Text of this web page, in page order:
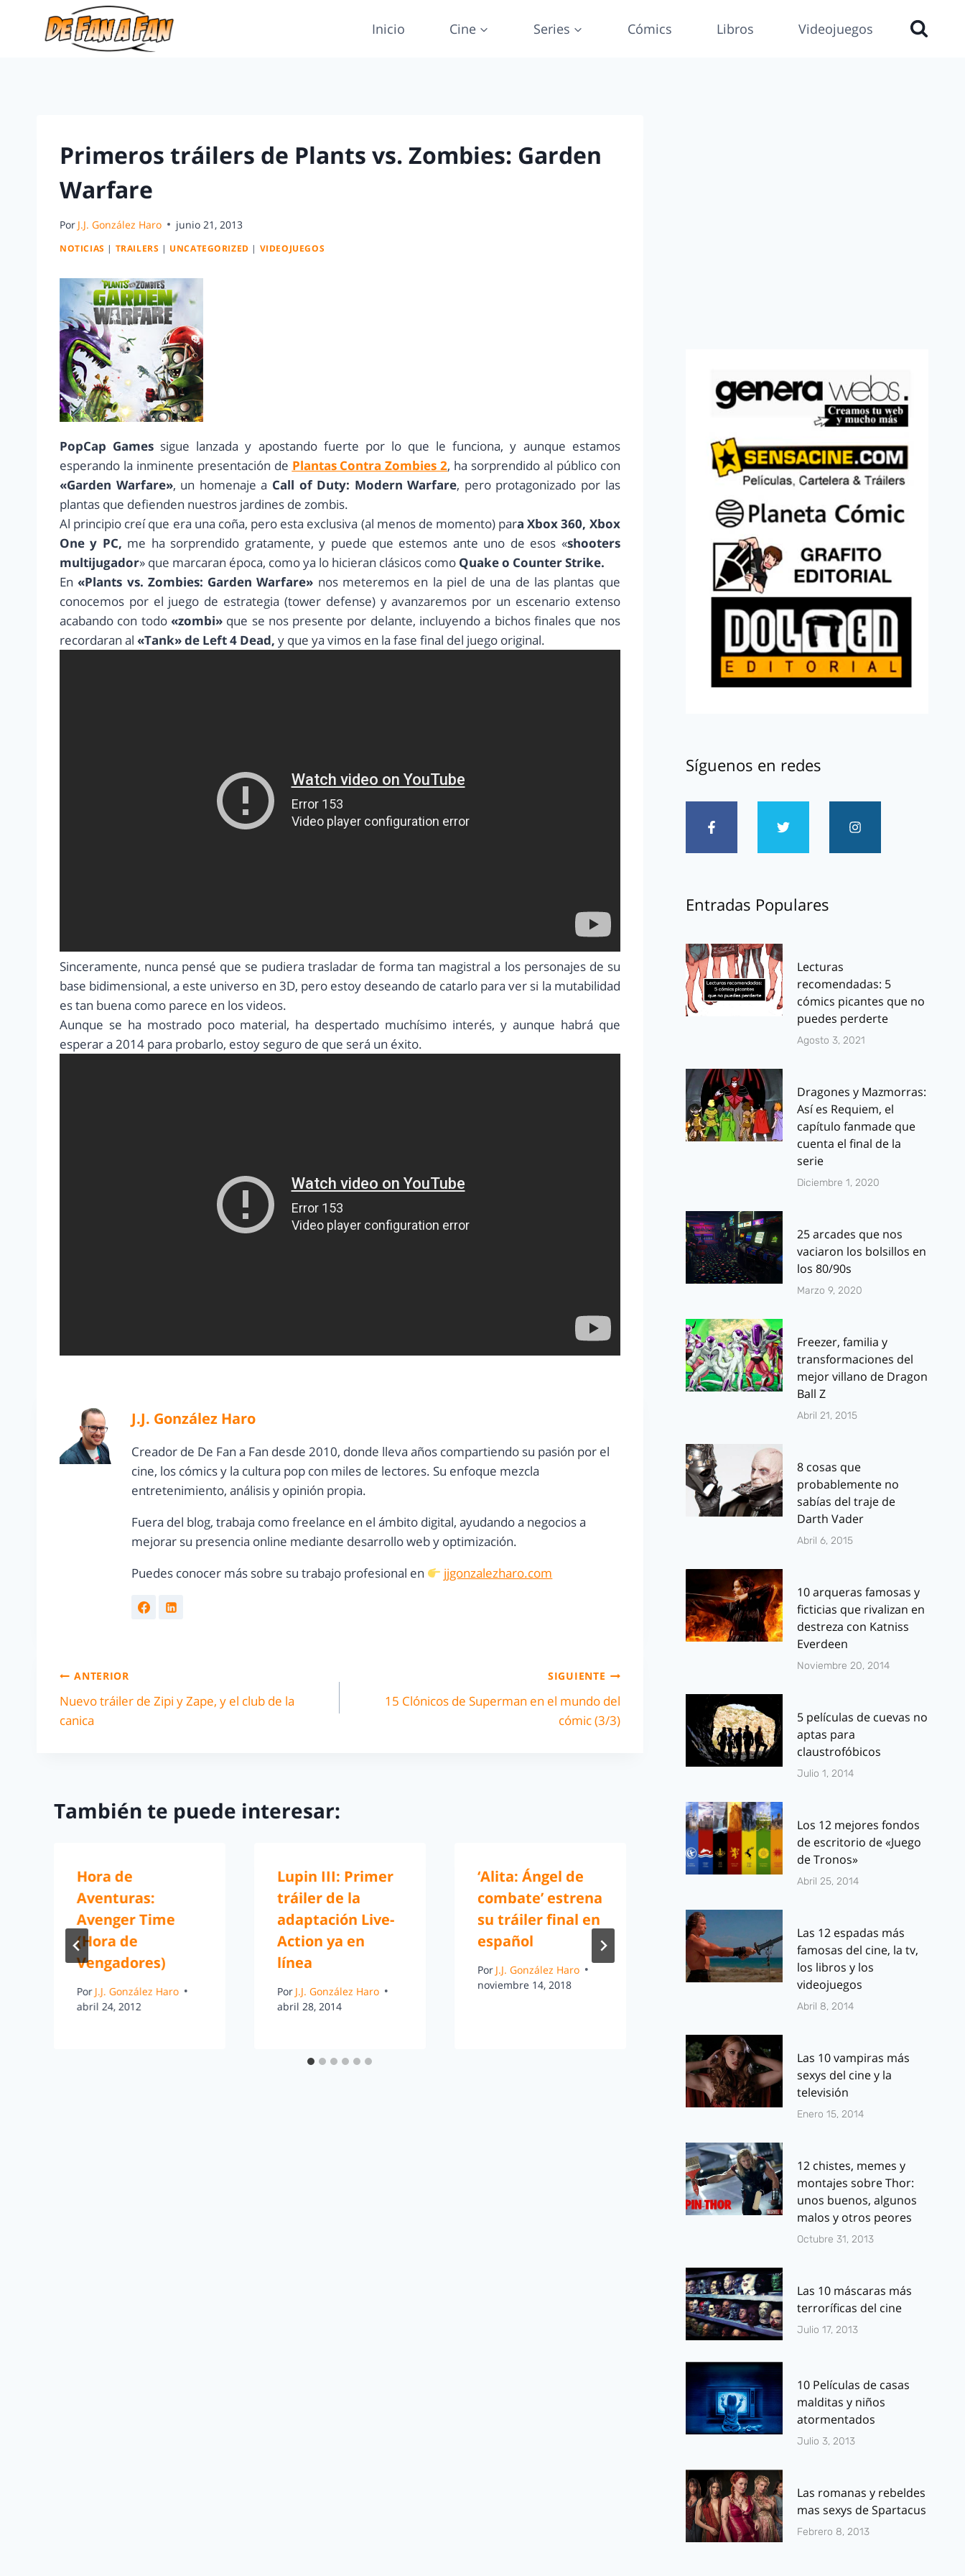
Inicio Cine Series Cómics Libros Videojuegos
Primeros tráilers de Plants vs. Zombies: Garden
Warfare
Por J.J. González Haro junio 21, 2013
NOTICIAS | TRAILERS | UNCATEGORIZED | VIDEOJUEGOS
PopCap Games sigue lanzada y apostando fuerte por lo que le funciona, y aunque estamos
esperando la inminente presentación de Plantas Contra Zombies 2, ha sorprendido al público con
«Garden Warfare», un homenaje a Call of Duty: Modern Warfare, pero protagonizado por las
plantas que defienden nuestros jardines de zombis.
Al principio creí que era una coña, pero esta exclusiva (al menos de momento) para Xbox 360, Xbox
One y PC, me ha sorprendido gratamente, y puede que estemos ante uno de esos «shooters
multijugador» que marcaran época, como ya lo hicieran clásicos como Quake o Counter Strike.
En«Plants vs. Zombies: Garden Warfare» nos meteremos en la piel de una de las plantas que
conocemos por el juego de estrategia (tower defense) y avanzaremos por un escenario extenso
acabando con todo «zombi»que se nos presente por delante, incluyendo a bichos finales que nos
recordaran al «Tank» de Left 4 Dead, y que ya vimos en la fase final del juego original.
Sinceramente, nunca pensé que se pudiera trasladar de forma tan magistral a los personajes de su
base bidimensional, a este universo en 3D, pero estoy deseando de catarlo para ver si la mutabilidad
es tan buena como parece en los videos.
Aunque se ha mostrado poco material, ha despertado muchísimo interés, y aunque habrá que
esperar a 2014 para probarlo, estoy seguro de que será un éxito.
J.J. González Haro
Creador de De Fan a Fan desde 2010, donde lleva años compartiendo su pasión por el
cine, los cómics y la cultura pop con miles de lectores. Su enfoque mezcla
entretenimiento, análisis y opinión propia.
Fuera del blog, trabaja como freelance en el ámbito digital, ayudando a negocios a
mejorar su presencia online mediante desarrollo web y optimización.
Puedes conocer más sobre su trabajo profesional en
jjgonzalezharo.com
ANTERIOR
Nuevo tráiler de Zipi y Zape, y el club de la
canica
SIGUIENTE
15 Clónicos de Superman en el mundo del
cómic (3/3)
También te puede interesar:
Hora de
Aventuras:
Avenger Time
(Hora de
Vengadores)
PorJ.J. González Haro
abril 24, 2012
Lupin III: Primer
tráiler de la
adaptación Live-
Action ya en
línea
Por J.J. González Haro
abril 28, 2014
‘Alita: Ángel de
combate’ estrena
su tráiler final en
español
Por J.J. González Haro
noviembre 14, 2018
Mirror, Mirror:
la otra
Blancanieves
PorJ.J. González Haro
noviembre 16, 2011
del C.A.
Síguenos en redes
Entradas Populares
Lecturas
recomendadas: 5
cómics picantes que no
puedes perderte
Agosto 3, 2021
Dragones y Mazmorras:
Así es Requiem, el
capítulo fanmade que
cuenta el final de la
serie
Diciembre 1, 2020
25 arcades que nos
vaciaron los bolsillos en
los 80/90s
Marzo 9, 2020
Freezer, familia y
transformaciones del
mejor villano de Dragon
Ball Z
Abril 21, 2015
8 cosas que
probablemente no
sabías del traje de
Darth Vader
Abril 6, 2015
10 arqueras famosas y
ficticias que rivalizan en
destreza con Katniss
Everdeen
Noviembre 20, 2014
5 películas de cuevas no
aptas para
claustrofóbicos
Julio 1, 2014
Los 12 mejores fondos
de escritorio de «Juego
de Tronos»
Abril 25, 2014
Las 12 espadas más
famosas del cine, la tv,
los libros y los
videojuegos
Abril 8, 2014
Las 10 vampiras más
sexys del cine y la
televisión
Enero 15, 2014
12 chistes, memes y
montajes sobre Thor:
unos buenos, algunos
malos y otros peores
Octubre 31, 2013
Las 10 máscaras más
terroríficas del cine
Julio 17, 2013
10 Películas de casas
malditas y niños
atormentados
Julio 3, 2013
Las romanas y rebeldes
mas sexys de Spartacus
Febrero 8, 2013